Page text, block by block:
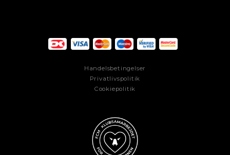
Handelsbetingelser
Privatlivspolitik
Cookiepolitik